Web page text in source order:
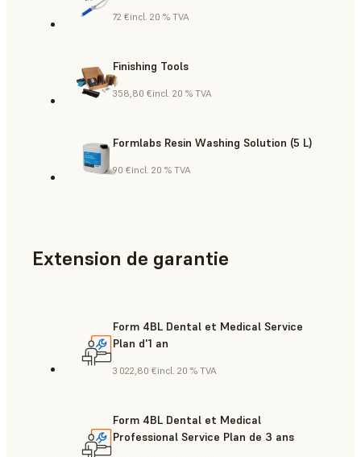
72 €incl. 20 % TVA
Finishing Tools
358,80 €incl. 20 % TVA
Formlabs Resin Washing Solution (5 L)
90 €incl. 20 % TVA
Extension de garantie
Form 4BL Dental et Medical Service
Plan d'1 an
3 022,80 €incl. 20 % TVA
Form 4BL Dental et Medical
Professional Service Plan de 3 ans